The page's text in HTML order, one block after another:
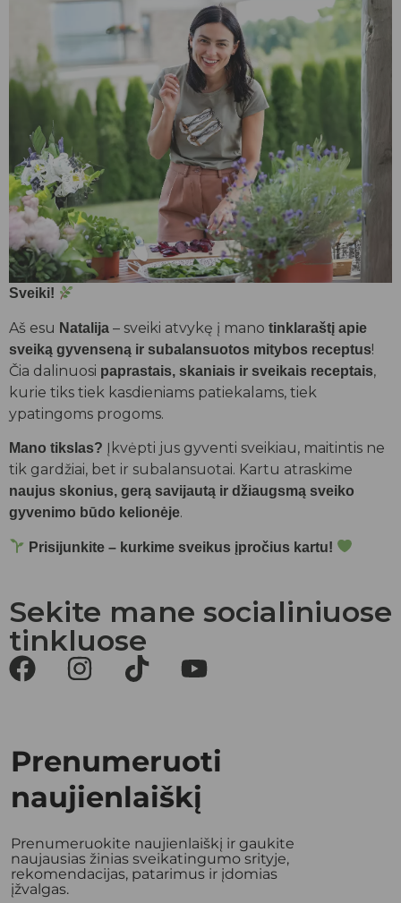
Sveiki!
Aš esu Natalija – sveiki atvykę į mano tinklaraštį apie
sveiką gyvenseną ir subalansuotos mitybos receptus!
Čia dalinuosi paprastais, skaniais ir sveikais receptais,
kurie tiks tiek kasdieniams patiekalams, tiek
ypatingoms progoms.
Mano tikslas? Įkvėpti jus gyventi sveikiau, maitintis ne
tik gardžiai, bet ir subalansuotai. Kartu atraskime
naujus skonius, gerą savijautą ir džiaugsmą sveiko
gyvenimo būdo kelionėje.
Prisijunkite – kurkime sveikus įpročius kartu!
Sekite mane socialiniuose
tinkluose
Prenumeruoti
naujienlaiškį
Prenumeruokite naujienlaiškį ir gaukite
naujausias žinias sveikatingumo srityje,
rekomendacijas, patarimus ir įdomias
įžvalgas.